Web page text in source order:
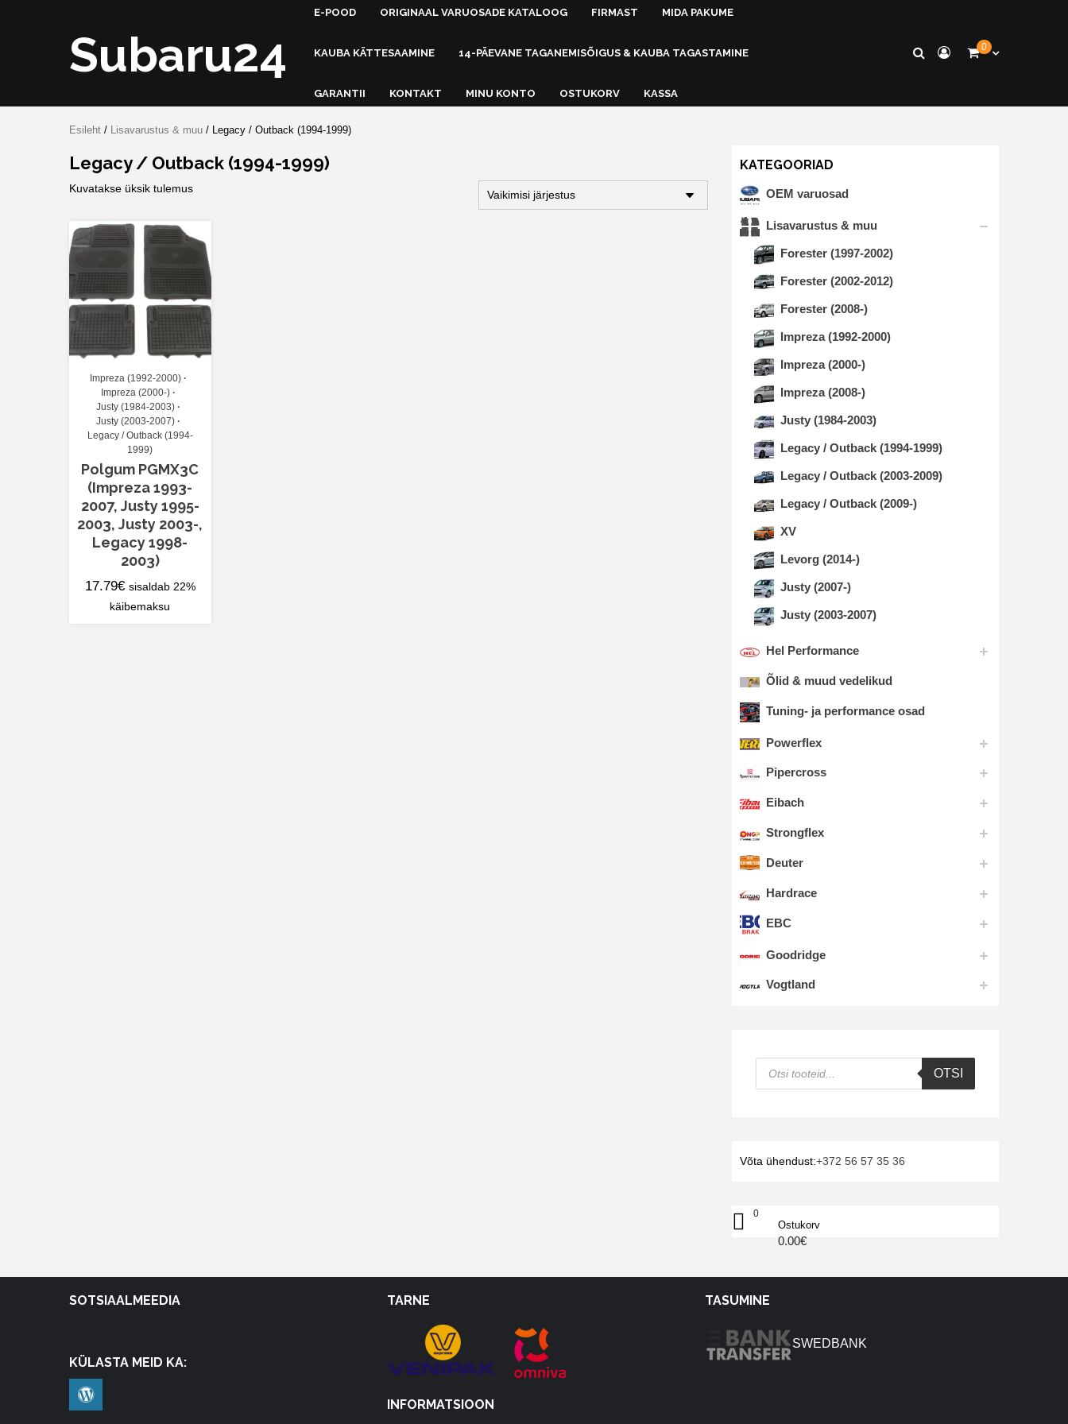
Subaru24
E-POOD ORIGINAAL VARUOSADE KATALOOG FIRMAST MIDA PAKUME
KAUBA KÄTTESAAMINE 14-PÄEVANE TAGANEMISÕIGUS & KAUBA TAGASTAMINE
GARANTII KONTAKT MINU KONTO OSTUKORV KASSA
0
Esileht / Lisavarustus & muu / Legacy / Outback (1994-1999)
Legacy / Outback (1994-1999)
Kuvatakse üksik tulemus
Impreza (1992-2000)
Impreza (2000-)
Justy (1984-2003)
Justy (2003-2007)
Legacy / Outback (1994-
1999)
Polgum PGMX3C
(Impreza 1993-
2007, Justy 1995-
2003, Justy 2003-,
Legacy 1998-
2003)
17.79€ sisaldab 22%
käibemaksu
KATEGOORIAD
OEM varuosad
Lisavarustus & muu
Forester (1997-2002)
Forester (2002-2012)
Forester (2008-)
Impreza (1992-2000)
Impreza (2000-)
Impreza (2008-)
Justy (1984-2003)
Legacy / Outback (1994-1999)
Legacy / Outback (2003-2009)
Legacy / Outback (2009-)
XV
Levorg (2014-)
Justy (2007-)
Justy (2003-2007)
Hel Performance
Õlid & muud vedelikud
Tuning- ja performance osad
Powerflex
Pipercross
Eibach
Strongflex
Deuter
Hardrace
EBC
Goodridge
Vogtland
Products
search
OTSI
Võta ühendust:+372 56 57 35 36
Ostukorv
0.00€
0
SOTSIAALMEEDIA
KÜLASTA MEID KA:
TARNE
INFORMATSIOON
TASUMINE
SWEDBANK